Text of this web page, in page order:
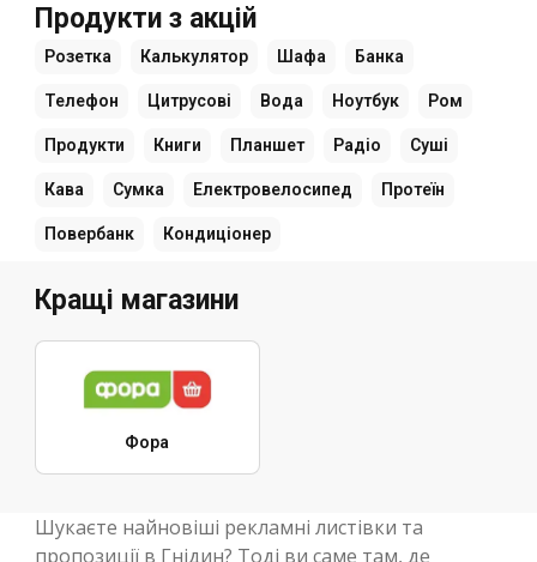
Продукти з акцій
Розетка Калькулятор Шафа Банка
Телефон Цитрусові Вода Ноутбук Ром
Продукти Книги Планшет Радіо Суші
Кава Сумка Електровелосипед Протеїн
Повербанк Кондиціонер
Кращі магазини
Фора
Шукаєте найновіші рекламні листівки та
пропозиції в Гнідин? Тоді ви саме там, де